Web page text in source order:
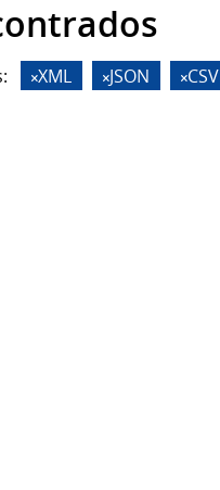
XML JSON CSV